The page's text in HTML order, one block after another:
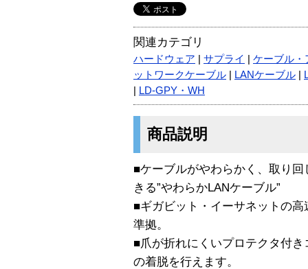
関連カテゴリ
ハードウェア サプライ
ケーブル・
ットワークケーブル
LANケーブル
LD-GPY・WH
商品説明
■ケーブルがやわらかく、取り
きる”やわらかLANケーブル”
■ギガビット・イーサネットの
準拠。
■爪が折れにくいプロテクタ付
の着脱を行えます。